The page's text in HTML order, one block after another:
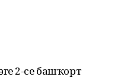
2-се башҡорт